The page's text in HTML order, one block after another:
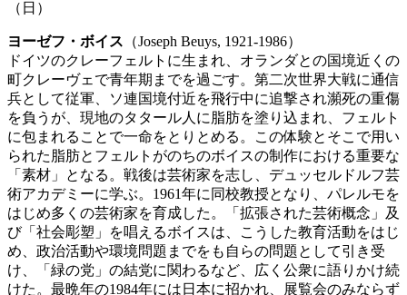
（日）
ヨーゼフ・ボイス （Joseph Beuys, 1921-1986）
ドイツのクレーフェルトに生まれ、オランダとの国境近くの
町クレーヴェで青年期までを過ごす。第二次世界大戦に通信
兵として従軍、ソ連国境付近を飛行中に追撃され瀕死の重傷
を負うが、現地のタタール人に脂肪を塗り込まれ、フェルト
に包まれることで一命をとりとめる。この体験とそこで用い
られた脂肪とフェルトがのちのボイスの制作における重要な
「素材」となる。戦後は芸術家を志し、デュッセルドルフ芸
術アカデミーに学ぶ。 1961年に同校教授となり、パレルモを
はじめ多くの芸術家を育成した。「拡張された芸術概念」及
び「社会彫塑」を唱えるボイスは、こうした教育活動をはじ
め、政治活動や環境問題までをも自らの問題として引き受
け、「緑の党」の結党に関わるなど、広く公衆に語りかけ続
けた。最晩年の1984年には日本に招かれ、展覧会のみならず